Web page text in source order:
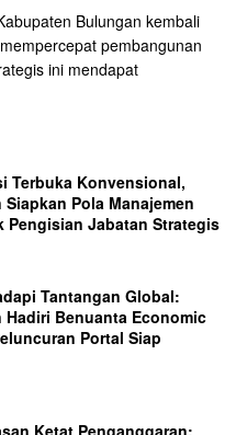
Bulungan kembali
pembangunan
ini mendapat
Terbuka Konvensional,
Pola Manajemen
Pengisian Jabatan Strategis
Tantangan Global:
Hadiri Benuanta Economic
Portal Siap
Ketat Penganggaran: